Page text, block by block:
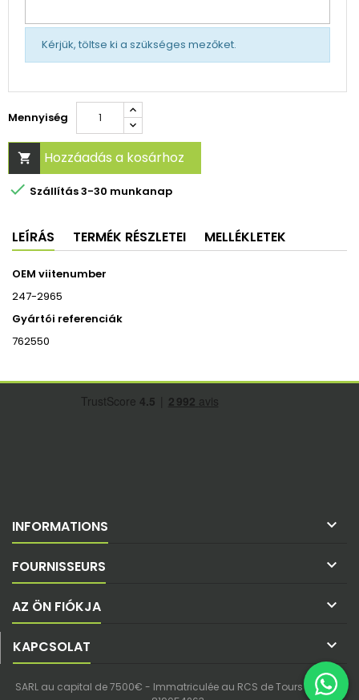
Kérjük, töltse ki a szükséges mezőket.
Mennyiség
 Hozzáadás a kosárhoz
 Szállítás 3-30 munkanap
LEÍRÁS TERMÉK RÉSZLETEI MELLÉKLETEK
OEM viitenumber
247-2965
Gyártói referenciák
762550
INFORMATIONS 
FOURNISSEURS 
AZ ÖN FIÓKJA 
KAPCSOLAT 
SARL au capital de 7500€ - Immatriculée au RCS de Tours - SIREN :